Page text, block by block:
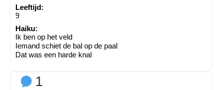
Leeftijd:
9
Haiku:
Ik ben op het veld
Iemand schiet de bal op de paal
Dat was een harde knal
1